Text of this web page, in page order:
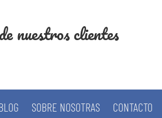
nuestros clientes
SOBRE NOSOTRAS CONTACTO